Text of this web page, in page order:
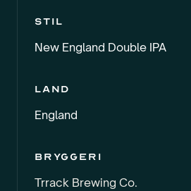
Stil
New England Double IPA
Land
England
Bryggeri
Trrack Brewing Co.